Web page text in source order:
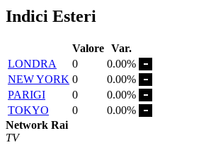
Indici Esteri
Valore Var.
LONDRA
0
0.00%
NEW YORK 0
0.00%
PARIGI
0
0.00%
TOKYO
0
0.00%
Network Rai
TV